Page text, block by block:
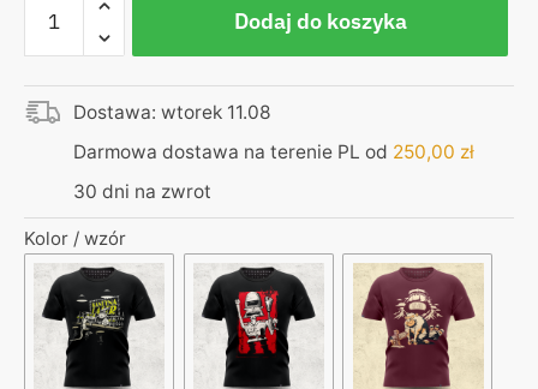
Koszulka
-
Dobry
trakciarz,
podobnie
myli
się
tylko
raz
Dodaj do koszyka
Dostawa: wtorek 11.08
Darmowa dostawa na terenie PL od 250,00 zł
30 dni na zwrot
Kolor / wzór